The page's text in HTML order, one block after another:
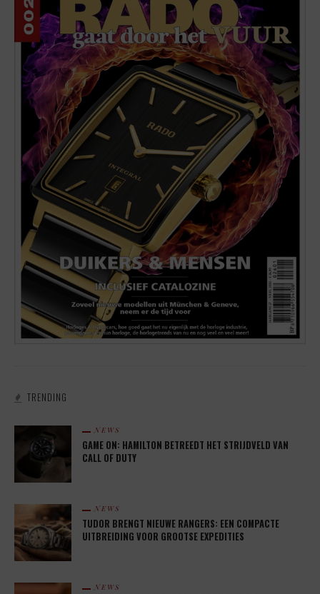
TRENDING
NEWS
GAME ON: HAMILTON BETREEDT HET STRIJDVELD VAN
CALL OF DUTY
NEWS
TUDOR BRENGT NIEUWE RANGERS: EEN COMPACTE
UITBREIDING VOOR GROOTSE EXPEDITIES
NEWS